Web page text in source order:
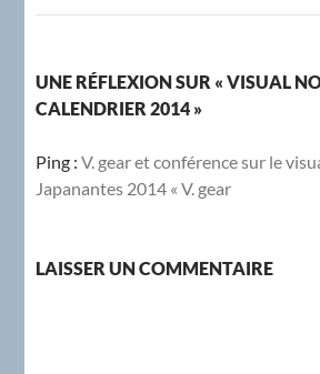
UNE RÉFLEXION SUR « VISUAL
CALENDRIER 2014 »
Ping :V. gear et conférence sur le
Japanantes 2014 « V. gear
LAISSER UN COMMENTAIRE